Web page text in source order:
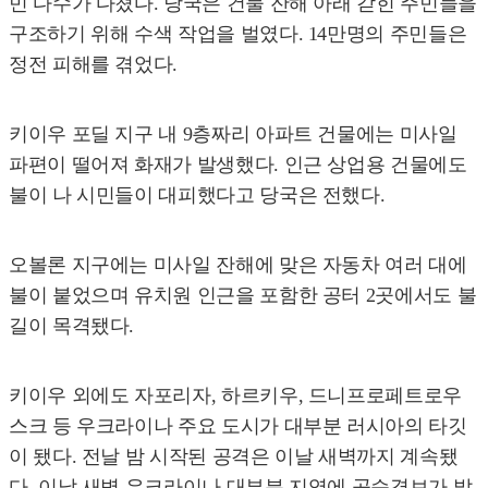
구조하기 위해 수색 작업을 벌였다. 14만명의 주민들은
정전 피해를 겪었다.
키이우 포딜 지구 내 9층짜리 아파트 건물에는 미사일
파편이 떨어져 화재가 발생했다. 인근 상업용 건물에도
불이 나 시민들이 대피했다고 당국은 전했다.
오볼론 지구에는 미사일 잔해에 맞은 자동차 여러 대에
불이 붙었으며 유치원 인근을 포함한 공터 2곳에서도 불
길이 목격됐다.
키이우 외에도 자포리자, 하르키우, 드니프로페트로우
스크 등 우크라이나 주요 도시가 대부분 러시아의 타깃
이 됐다. 전날 밤 시작된 공격은 이날 새벽까지 계속됐